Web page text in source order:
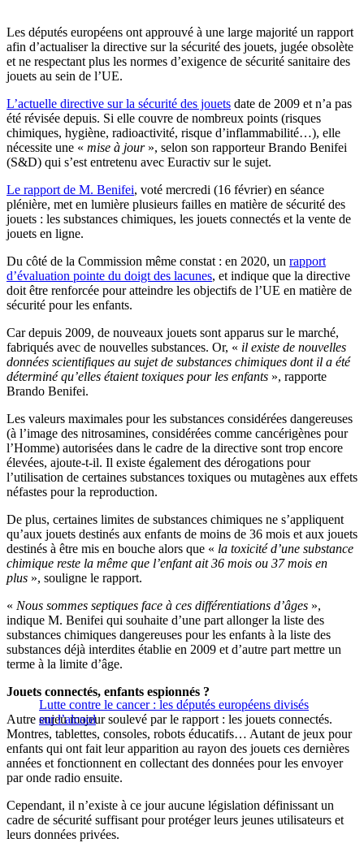
Les députés européens ont approuvé à une large majorité un rapport
afin d’actualiser la directive sur la sécurité des jouets, jugée obsolète
et ne respectant plus les normes d’exigence de sécurité sanitaire des
jouets au sein de l’UE.
L’actuelle directive sur la sécurité des jouets date de 2009 et n’a pas
été révisée depuis. Si elle couvre de nombreux points (risques
chimiques, hygiène, radioactivité, risque d’inflammabilité…), elle
nécessite une « mise à jour», selon son rapporteur Brando Benifei
(S&D) qui s’est entretenu avec Euractiv sur le sujet.
Le rapport de M. Benifei, voté mercredi (16 février) en séance
plénière, met en lumière plusieurs failles en matière de sécurité des
jouets : les substances chimiques, les jouets connectés et la vente de
jouets en ligne.
Du côté de la Commission même constat : en 2020, un rapport
d’évaluation pointe du doigt des lacunes, et indique que la directive
doit être renforcée pour atteindre les objectifs de l’UE en matière de
sécurité pour les enfants.
Car depuis 2009, de nouveaux jouets sont apparus sur le marché,
fabriqués avec de nouvelles substances. Or, « il existe de nouvelles
données scientifiques au sujet de substances chimiques dont il a été
déterminé qu’elles étaient toxiques pour les enfants », rapporte
Brando Benifei.
Les valeurs maximales pour les substances considérées dangereuses
(à l’image des nitrosamines, considérées comme cancérigènes pour
l’Homme) autorisées dans le cadre de la directive sont trop encore
élevées, ajoute-t-il. Il existe également des dérogations pour
l’utilisation de certaines substances toxiques ou mutagènes aux effets
néfastes pour la reproduction.
De plus, certaines limites de substances chimiques ne s’appliquent
qu’aux jouets destinés aux enfants de moins de 36 mois et aux jouets
destinés à être mis en bouche alors que « la toxicité d’une substance
chimique reste la même que l’enfant ait 36 mois ou 37 mois en
plus », souligne le rapport.
« Nous sommes septiques face à ces différentiations d’âges »,
indique M. Benifei qui souhaite d’une part allonger la liste des
substances chimiques dangereuses pour les enfants à la liste des
substances déjà interdites établie en 2009 et d’autre part mettre un
terme à la limite d’âge.
Lutte contre le cancer : les députés européens divisés
sur l’alcool
Jouets connectés, enfants espionnés ?
Autre enjeu majeur soulevé par le rapport : les jouets connectés.
Montres, tablettes, consoles, robots éducatifs… Autant de jeux pour
enfants qui ont fait leur apparition au rayon des jouets ces dernières
années et fonctionnent en collectant des données pour les envoyer
par onde radio ensuite.
Cependant, il n’existe à ce jour aucune législation définissant un
cadre de sécurité suffisant pour protéger leurs jeunes utilisateurs et
leurs données privées.